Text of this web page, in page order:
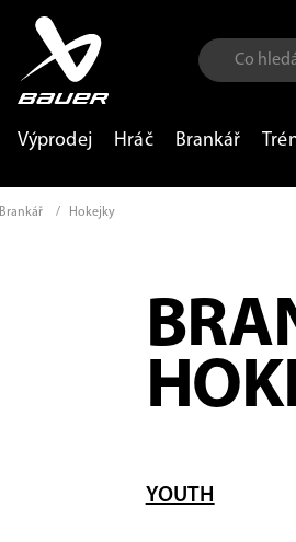
Výprodej Hráč Brankář
Brankář / Hokejky
YOUTH